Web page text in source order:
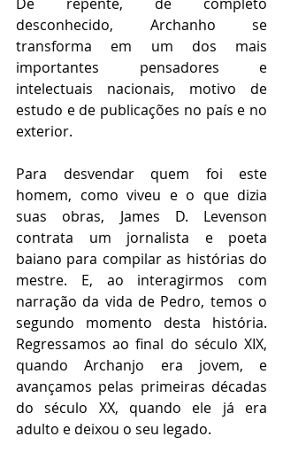
desconhecido, Archanho se
transforma em um dos mais
importantes pensadores e
intelectuais nacionais, motivo de
estudo e de publicações no país e no
exterior.
Para desvendar quem foi este
homem, como viveu e o que dizia
suas obras, James D. Levenson
contrata um jornalista e poeta
baiano para compilar as histórias do
mestre. E, ao interagirmos com
narração da vida de Pedro, temos o
segundo momento desta história.
Regressamos ao final do século XIX,
quando Archanjo era jovem, e
avançamos pelas primeiras décadas
do século XX, quando ele já era
adulto e deixou o seu legado.